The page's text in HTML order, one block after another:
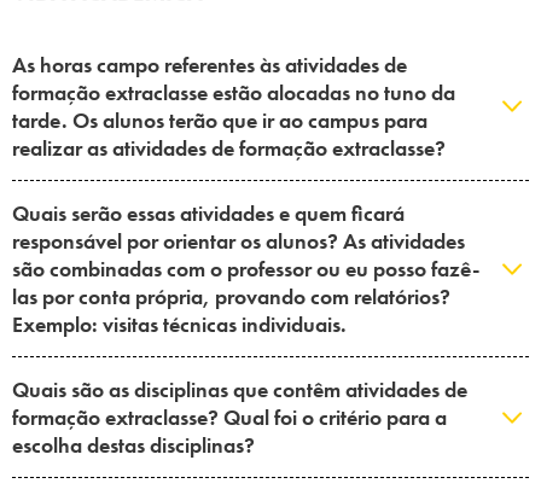
As horas campo referentes às atividades de
formação extraclasse estão alocadas no tuno da
tarde. Os alunos terão que ir ao campus para
realizar as atividades de formação extraclasse?
Quais serão essas atividades e quem ficará
responsável por orientar os alunos? As atividades
são combinadas com o professor ou eu posso fazê-
las por conta própria, provando com relatórios?
Exemplo: visitas técnicas individuais.
Quais são as disciplinas que contêm atividades de
formação extraclasse? Qual foi o critério para a
escolha destas disciplinas?